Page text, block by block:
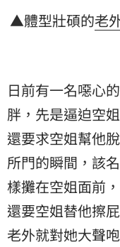
▲體型壯碩的老
日前有一名噁心
胖，先是逼迫空
還要求空姐幫他
所門的瞬間，該
樣攤在空姐面前
還要空姐替他擦
老外就對她大聲